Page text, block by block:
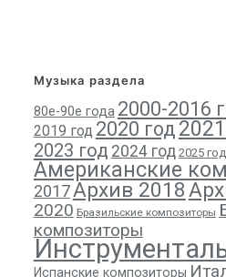
Музыка раздела
80е-90е года 2000-2016
2019 год 2020 год
2023 год 2024 год 2025 год
Американские
2017Архив 2018
2020 Бразильские композиторы
композиторы
Испанские композиторы